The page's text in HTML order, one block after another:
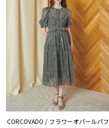
CORCOVADO / フラワーオパールパフ